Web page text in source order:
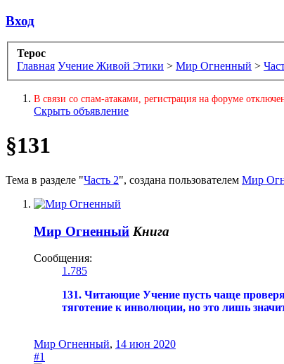
Вход
Терос
Главная Учение Живой Этики > Мир Огненный >
В связи со спам-атаками, регистрация на форуме
Скрыть объявление
§131
Тема в разделе "Часть 2", создана пользователем Мир
Мир Огненный Книга
Сообщения:
1.785
131. Читающие Учение пусть чаще
тяготение к инволюции, но это лишь
Мир Огненный, 14 июн 2020
#1